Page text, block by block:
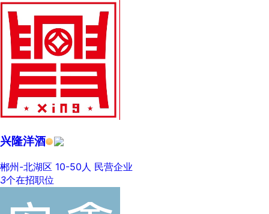
兴隆洋酒
郴州-北湖区 10-50人 民营企业
3个在招职位